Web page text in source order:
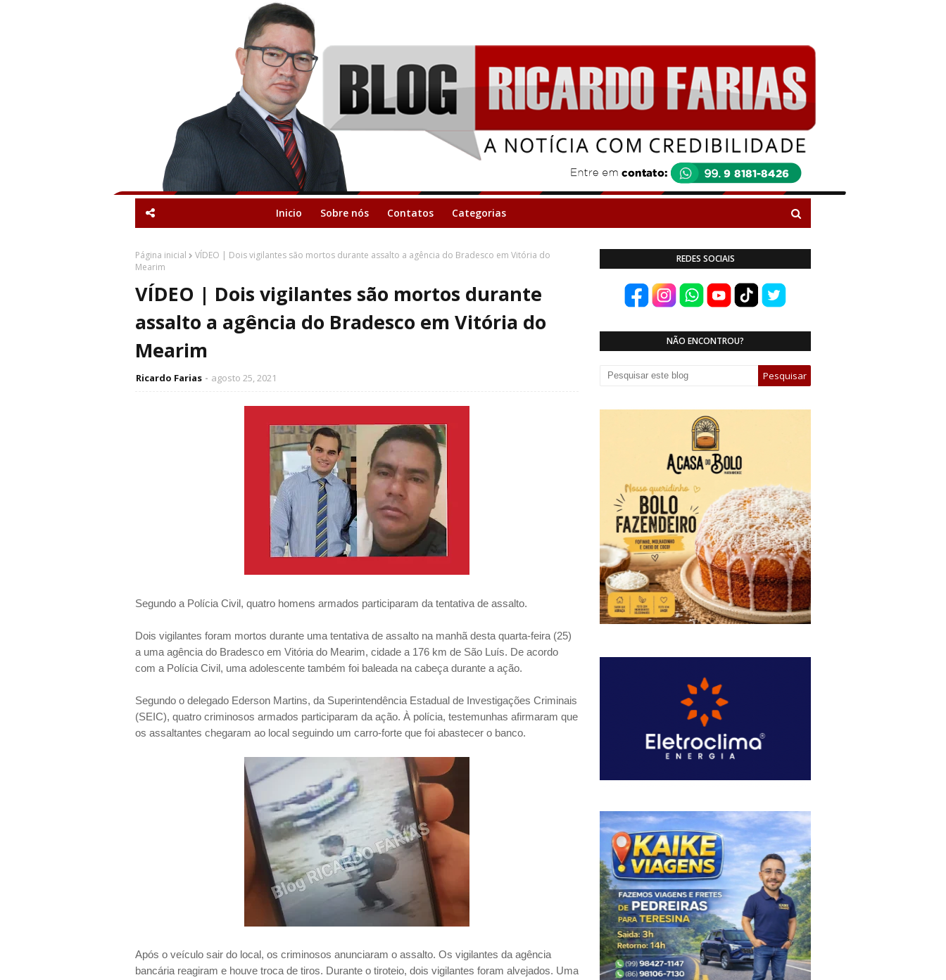
Inicio Sobre nós Contatos Categorias
Página inicial
VÍDEO | Dois vigilantes são mortos durante assalto a agência do Bradesco em Vitória do
Mearim
VÍDEO | Dois vigilantes são mortos durante
assalto a agência do Bradesco em Vitória do
Mearim
Ricardo Farias agosto 25, 2021
Segundo a Polícia Civil, quatro homens armados participaram da tentativa de assalto.
Dois vigilantes foram mortos durante uma tentativa de assalto na manhã desta quarta-feira (25)
a uma agência do Bradesco em Vitória do Mearim, cidade a 176 km de São Luís. De acordo
com a Polícia Civil, uma adolescente também foi baleada na cabeça durante a ação.
Segundo o delegado Ederson Martins, da Superintendência Estadual de Investigações Criminais
(SEIC), quatro criminosos armados participaram da ação. À polícia, testemunhas afirmaram que
os assaltantes chegaram ao local seguindo um carro-forte que foi abastecer o banco.
Após o veículo sair do local, os criminosos anunciaram o assalto. Os vigilantes da agência
bancária reagiram e houve troca de tiros. Durante o tiroteio, dois vigilantes foram alvejados. Uma
REDES SOCIAIS
NÃO ENCONTROU?